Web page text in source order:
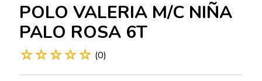
POLO VALERIA M/C NIÑA
PALO ROSA 6T
☆☆☆☆☆ (0)